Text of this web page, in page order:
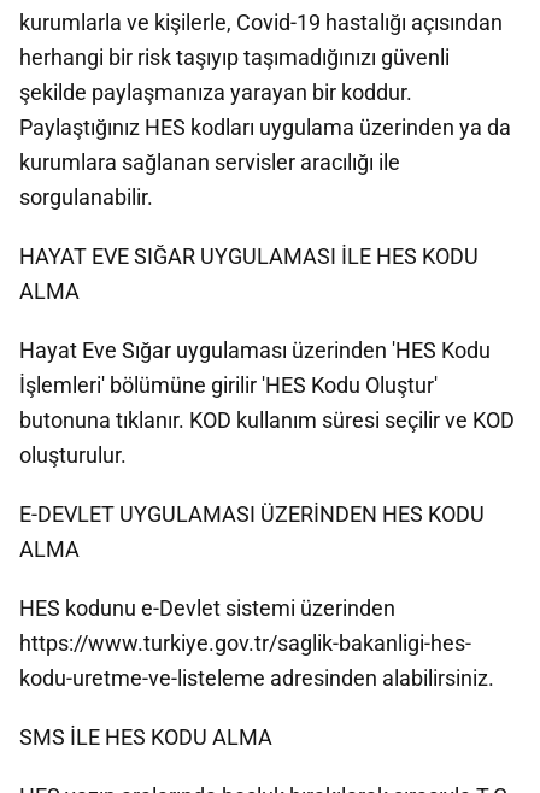
kurumlarla ve kişilerle, Covid-19 hastalığı açısından
herhangi bir risk taşıyıp taşımadığınızı güvenli
şekilde paylaşmanıza yarayan bir koddur.
Paylaştığınız HES kodları uygulama üzerinden ya da
kurumlara sağlanan servisler aracılığı ile
sorgulanabilir.
HAYAT EVE SIĞAR UYGULAMASI İLE HES KODU
ALMA
Hayat Eve Sığar uygulaması üzerinden 'HES Kodu
İşlemleri' bölümüne girilir 'HES Kodu Oluştur'
butonuna tıklanır. KOD kullanım süresi seçilir ve KOD
oluşturulur.
E-DEVLET UYGULAMASI ÜZERİNDEN HES KODU
ALMA
HES kodunu e-Devlet sistemi üzerinden
https://www.turkiye.gov.tr/saglik-bakanligi-hes-
kodu-uretme-ve-listeleme adresinden alabilirsiniz.
SMS İLE HES KODU ALMA